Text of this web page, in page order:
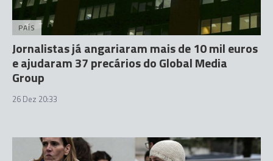
PAÍS
Jornalistas já angariaram mais de 10 mil euros
e ajudaram 37 precários do Global Media
Group
26 Dez 20:33